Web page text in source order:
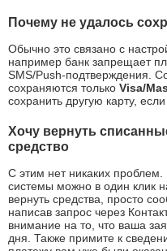
Почему не удалось
Обычно это связано с
например банк запрещает
SMS/Push-подтверждения.
сохраняются только Visa/
сохранить другую карту,
Хочу вернуть
средство
С этим нет никаких
системы можно в один клик
вернуть средства, просто
написав запрос через
внимание на то, что ваша
дня. Также примите к